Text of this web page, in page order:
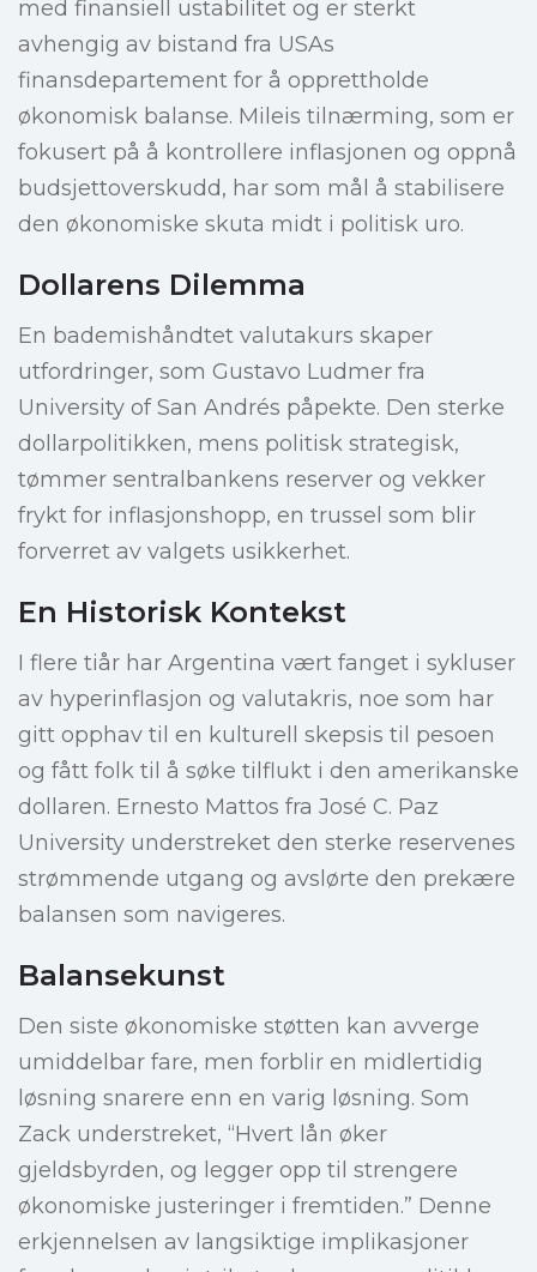
med finansiell ustabilitet og er sterkt
avhengig av bistand fra USAs
finansdepartement for å opprettholde
økonomisk balanse. Mileis tilnærming, som er
fokusert på å kontrollere inflasjonen og oppnå
budsjettoverskudd, har som mål å stabilisere
den økonomiske skuta midt i politisk uro.
Dollarens Dilemma
En bademishåndtet valutakurs skaper
utfordringer, som Gustavo Ludmer fra
University of San Andrés påpekte. Den sterke
dollarpolitikken, mens politisk strategisk,
tømmer sentralbankens reserver og vekker
frykt for inflasjonshopp, en trussel som blir
forverret av valgets usikkerhet.
En Historisk Kontekst
I flere tiår har Argentina vært fanget i sykluser
av hyperinflasjon og valutakris, noe som har
gitt opphav til en kulturell skepsis til pesoen
og fått folk til å søke tilflukt i den amerikanske
dollaren. Ernesto Mattos fra José C. Paz
University understreket den sterke reservenes
strømmende utgang og avslørte den prekære
balansen som navigeres.
Balansekunst
Den siste økonomiske støtten kan avverge
umiddelbar fare, men forblir en midlertidig
løsning snarere enn en varig løsning. Som
Zack understreket, “Hvert lån øker
gjeldsbyrden, og legger opp til strengere
økonomiske justeringer i fremtiden.” Denne
erkjennelsen av langsiktige implikasjoner